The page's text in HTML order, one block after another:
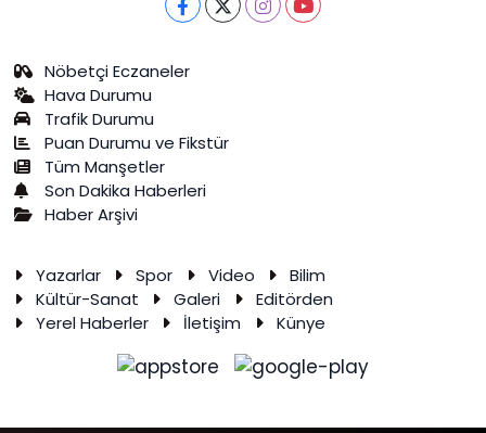
Nöbetçi Eczaneler
Hava Durumu
Trafik Durumu
Puan Durumu ve Fikstür
Tüm Manşetler
Son Dakika Haberleri
Haber Arşivi
Yazarlar Spor Video
Bilim
Kültür-Sanat
Galeri
Editörden
Yerel Haberler
İletişim Künye